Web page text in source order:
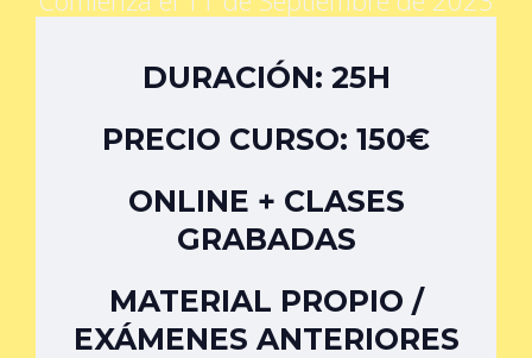
DURACIÓN: 25H
PRECIO CURSO: 150€
ONLINE + CLASES
GRABADAS
MATERIAL PROPIO /
EXÁMENES ANTERIORES